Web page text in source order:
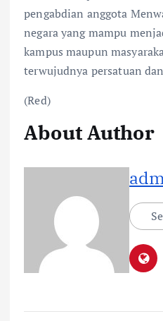
pengabdian anggota
negara yang mampu
kampus maupun
terwujudnya persatuan
(Red)
About Author